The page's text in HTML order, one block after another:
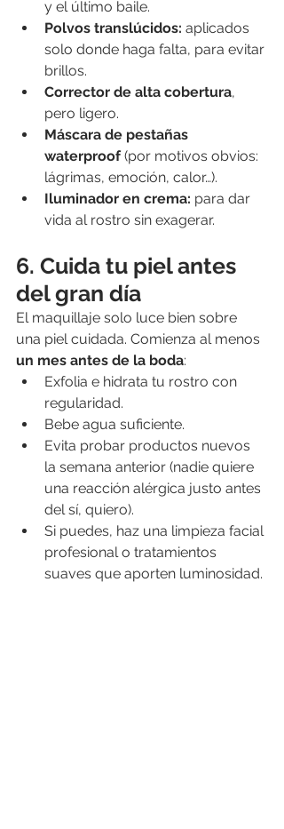
y el último baile.
Polvos translúcidos: aplicados
solo donde haga falta, para evitar
brillos.
Corrector de alta cobertura,
pero ligero.
Máscara de pestañas
waterproof (por motivos obvios:
lágrimas, emoción, calor…).
Iluminador en crema: para dar
vida al rostro sin exagerar.
6. Cuida tu piel antes
del gran día
El maquillaje solo luce bien sobre
una piel cuidada. Comienza al menos
un mes antes de la boda:
Exfolia e hidrata tu rostro con
regularidad.
Bebe agua suficiente.
Evita probar productos nuevos
la semana anterior (nadie quiere
una reacción alérgica justo antes
del sí, quiero).
Si puedes, haz una limpieza facial
profesional o tratamientos
suaves que aporten luminosidad.